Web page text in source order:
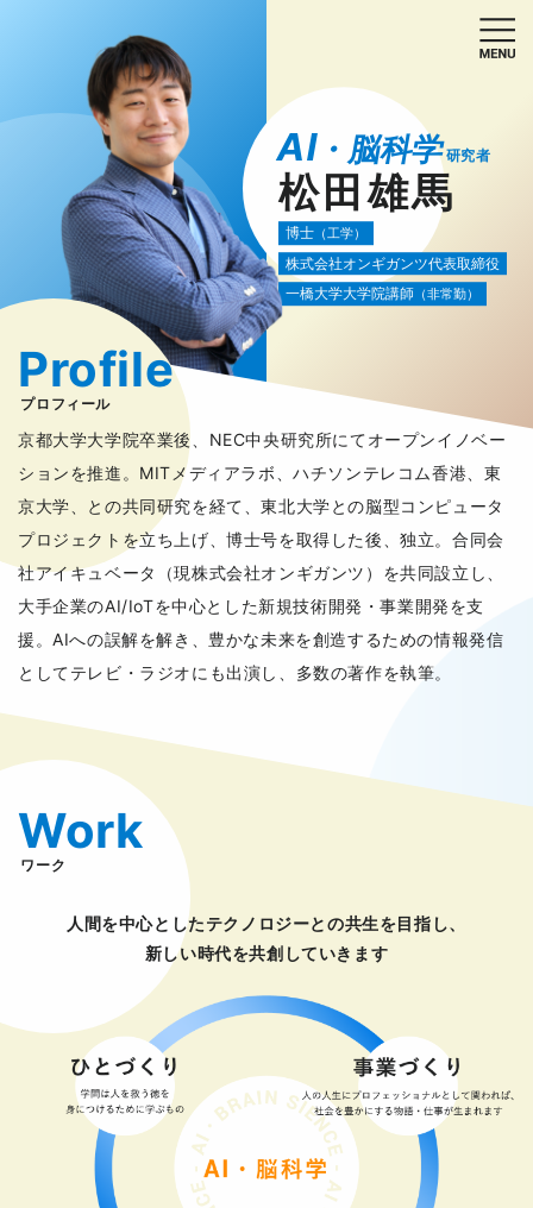
AI・脳科学研究者
松田雄馬
博士 （工学）
株式会社オンギガンツ代表取締役
一橋大学大学院講師 （非常勤）
Profile
プロフィール
京都大学大学院卒業後、NEC中央研究所にてオープンイノベー
ションを推進。MITメディアラボ、ハチソンテレコム香港、東
京大学、との共同研究を経て、東北大学との脳型コンピュータ
プロジェクトを立ち上げ、博士号を取得した後、独立。合同会
社アイキュベータ（現株式会社オンギガンツ）を共同設立し、
大手企業のAI/IoTを中心とした新規技術開発・事業開発を支
援。AIへの誤解を解き、豊かな未来を創造するための情報発信
としてテレビ・ラジオにも出演し、多数の著作を執筆。
Work
ワーク
人間を中心としたテクノロジーとの共生を目指し、
新しい時代を共創していきます